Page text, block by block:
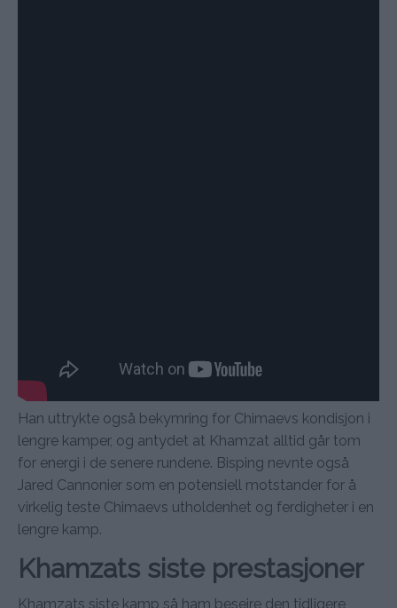
Han uttrykte også bekymring for Chimaevs kondisjon i
lengre kamper, og antydet at Khamzat alltid går tom
for energi i de senere rundene. Bisping nevnte også
Jared Cannonier som en potensiell motstander for å
virkelig teste Chimaevs utholdenhet og ferdigheter i en
lengre kamp.
Khamzats siste prestasjoner
Khamzats siste kamp så ham beseire den tidligere